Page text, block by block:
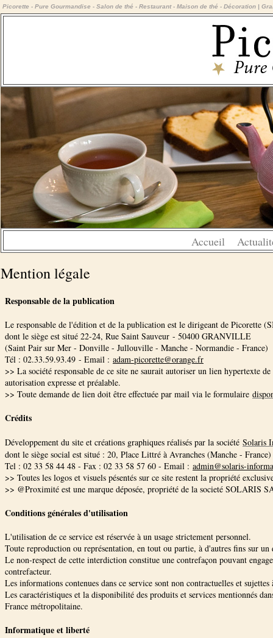
Accueil
Picorette - Pure Gourmandise - Salon de thé - Restaurant - Maison de thé - Décoration |
Mention légale
Responsable de la publication
Le responsable de l'édition et de la publication est le dirigeant de Picorette
dont le siège est situé 22-24, Rue Saint Sauveur - 50400 GRANVILLE
(Saint Pair sur Mer - Donville - Jullouville - Manche - Normandie - France)
Tél : 02.33.59.93.49 - Email : adam-picorette@orange.fr
>> La société responsable de ce site ne saurait autoriser un lien hypertexte
autorisation expresse et préalable.
>> Toute demande de lien doit être effectuée par mail via le formulaire
Crédits
Développement du site et créations graphiques réalisés par la société Solaris
dont le siège social est situé : 20, Place Littré à Avranches (Manche - France)
Tel : 02 33 58 44 48 - Fax : 02 33 58 57 60 - Email : admin@solaris-
>> Toutes les logos et visuels pésentés sur ce site restent la propriété
>> @Proximité est une marque déposée, propriété de la societé SOLARIS
Conditions générales d'utilisation
L'utilisation de ce service est réservée à un usage strictement personnel.
Toute reproduction ou représentation, en tout ou partie, à d'autres fins sur
Le non-respect de cette interdiction constitue une contrefaçon pouvant
contrefacteur.
Les informations contenues dans ce service sont non contractuelles et
Les caractéristiques et la disponibilité des produits et services mentionnés
France métropolitaine.
Informatique et liberté